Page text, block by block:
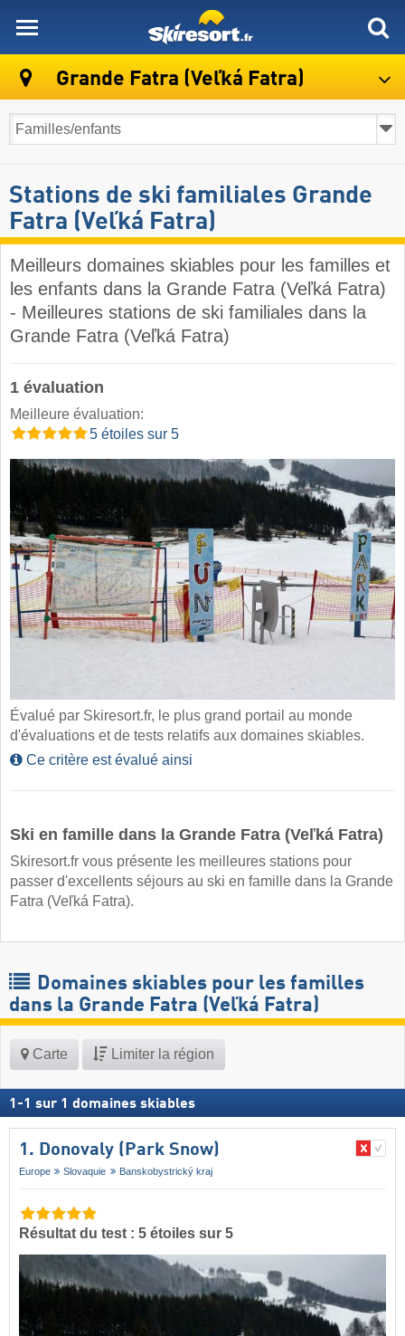
Grande Fatra (Veľká Fatra)
Stations de ski familiales Grande
Fatra (Veľká Fatra)
Meilleurs domaines skiables pour les familles et
les enfants dans la Grande Fatra (Veľká Fatra)
- Meilleures stations de ski familiales dans la
Grande Fatra (Veľká Fatra)
1 évaluation
Meilleure évaluation:
5 étoiles sur 5
Évalué par Skiresort.fr, le plus grand portail au monde
d'évaluations et de tests relatifs aux domaines skiables.
Ce critère est évalué ainsi
Ski en famille dans la Grande Fatra (Veľká Fatra)
Skiresort.fr vous présente les meilleures stations pour
passer d'excellents séjours au ski en famille dans la Grande
Fatra (Veľká Fatra).
Domaines skiables pour les familles
dans la Grande Fatra (Veľká Fatra)
Carte Limiter la région
1 -1 sur 1 domaines skiables
1. Donovaly (Park Snow)
Europe Slovaquie Banskobystrický kraj
Résultat du test : 5 étoiles sur 5